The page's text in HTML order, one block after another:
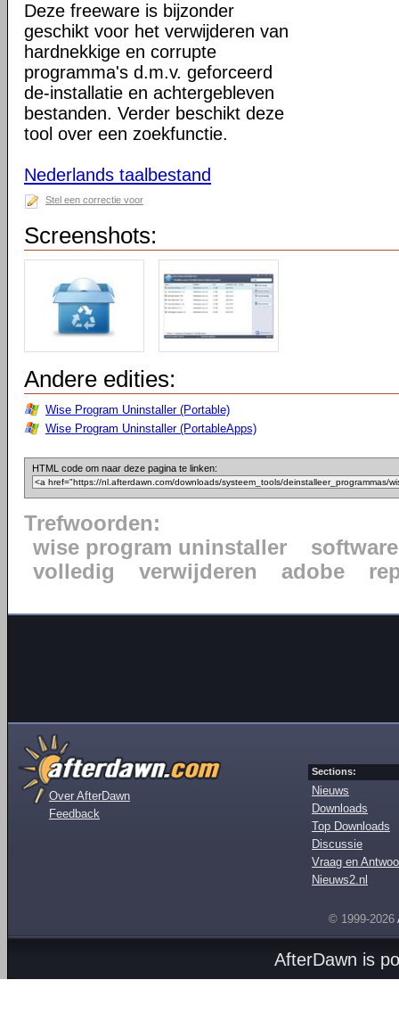
Deze freeware is bijzonder
geschikt voor het verwijderen van
hardnekkige en corrupte
programma's d.m.v. geforceerd
de-installatie en achtergebleven
bestanden. Verder beschikt deze
tool over een zoekfunctie.
Nederlands taalbestand
Stel een correctie voor
Screenshots:
Andere edities:
Wise Program Uninstaller (Portable)
Wise Program Uninstaller (PortableApps)
HTML code om naar deze pagina te linken:
Trefwoorden:
wise program uninstaller
software
volledig
verwijderen adobe
Over AfterDawn
Feedback
Sections:
Nieuws
Downloads
Top Downloads
Discussie
Vraag en
Nieuws2.nl
© 1999-2026
AfterDawn is